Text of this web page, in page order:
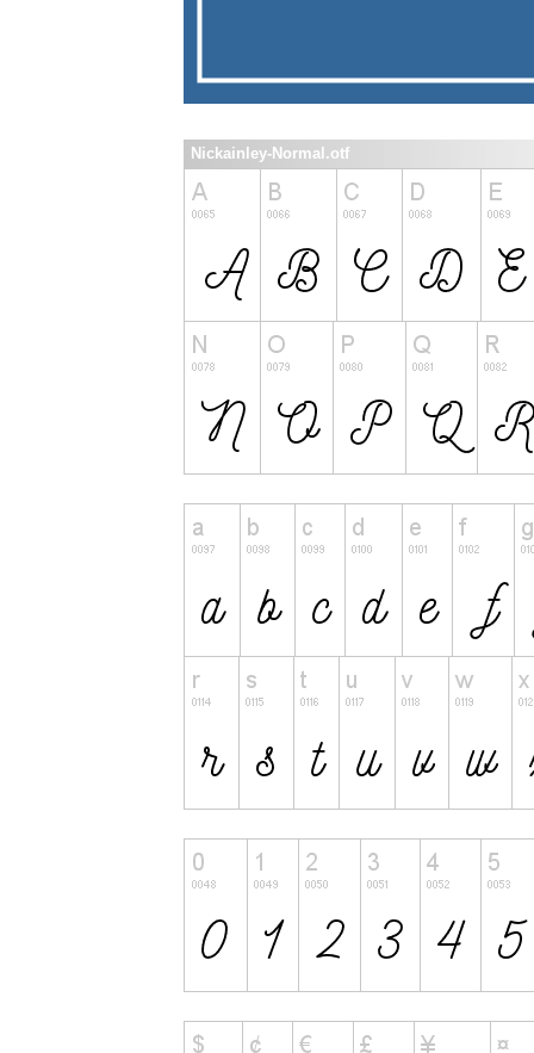
Nickainley-Normal.otf